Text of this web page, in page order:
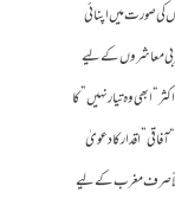
کی صورت میں اپنائی
معاشروں کے لیے
“ابھی وہ تیار نہیں” کا
اقدار کا دعویٰ
صرف مغرب کے لیے